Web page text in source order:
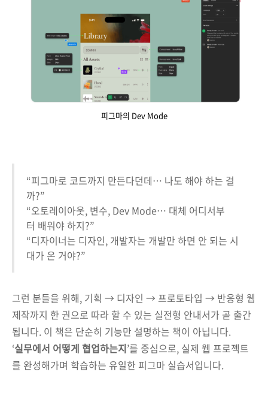
피그마의 Dev Mode
“피그마로 코드까지 만든다던데… 나도 해야 하는 걸
까?”
“오토레이아웃, 변수, Dev Mode… 대체 어디서부
터 배워야 하지?”
“디자이너는 디자인, 개발자는 개발만 하면 안 되는 시
대가 온 거야?”
그런 분들을 위해, 기획 → 디자인 → 프로토타입 → 반응형 웹
제작까지 한 권으로 따라 할 수 있는 실전형 안내서가 곧 출간
됩니다. 이 책은 단순히 기능만 설명하는 책이 아닙니다.
‘실무에서 어떻게 협업하는지’를 중심으로, 실제 웹 프로젝트
를 완성해가며 학습하는 유일한 피그마 실습서입니다.